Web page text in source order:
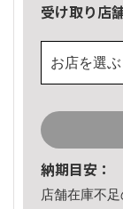
受け取り店
お店を選ぶ
納期目安：
店舗在庫不